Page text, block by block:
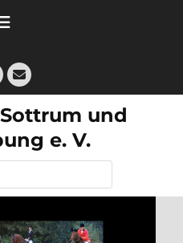
E-
Mail
und
e. V.